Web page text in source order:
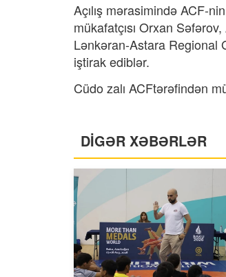
Açılış mərasimində ACF-
mükafatçısı Orxan
Lənkəran-Astara Regional
iştirak ediblər.
Cüdo zalı ACFtərəfindən
DİGƏR XƏBƏRLƏR